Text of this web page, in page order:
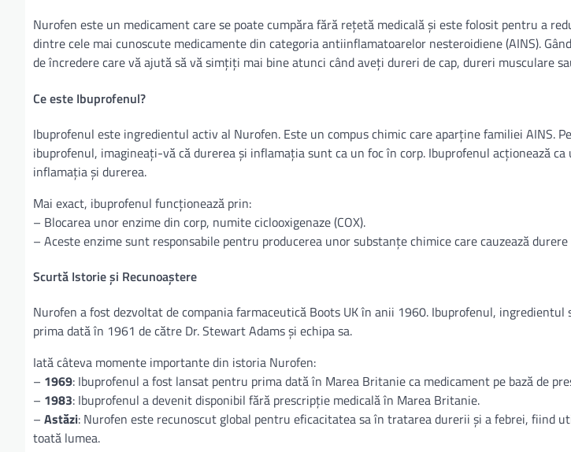
Nurofen este un medicament care se poate cumpăra fără rețetă medicală și este folosit pentru a
dintre cele mai cunoscute medicamente din categoria antiinflamatoarelor nesteroidiene (AINS).
de încredere care vă ajută să vă simțiți mai bine atunci când aveți dureri de cap, dureri musculare
Ce este Ibuprofenul?
Ibuprofenul este ingredientul activ al Nurofen. Este un compus chimic care aparține familiei AINS.
ibuprofenul, imagineați-vă că durerea și inflamația sunt ca un foc în corp. Ibuprofenul acționează
inflamația și durerea.
Mai exact, ibuprofenul funcționează prin:
– Blocarea unor enzime din corp, numite ciclooxigenaze (COX).
– Aceste enzime sunt responsabile pentru producerea unor substanțe chimice care cauzează
Scurtă Istorie și Recunoaștere
Nurofen a fost dezvoltat de compania farmaceutică Boots UK în anii 1960. Ibuprofenul,
prima dată în 1961 de către Dr. Stewart Adams și echipa sa.
Iată câteva momente importante din istoria Nurofen:
– 1969: Ibuprofenul a fost lansat pentru prima dată în Marea Britanie ca medicament pe bază de
– 1983: Ibuprofenul a devenit disponibil fără prescripție medicală în Marea Britanie.
– Astăzi: Nurofen este recunoscut global pentru eficacitatea sa în tratarea durerii și a febrei, fiind
toată lumea.